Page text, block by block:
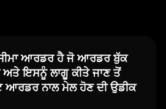
ਆਰਡਰ ਹੈ ਜੋ ਆਰਡਰ ਬੁੱਕ
ਅਤੇ ਇਸਨੂੰ ਲਾਗੂ ਕੀਤੇ ਜਾਣ ਤੋਂ
ਆਰਡਰ ਨਾਲ ਮੇਲ ਹੋਣ ਦੀ ਉਡੀਕ